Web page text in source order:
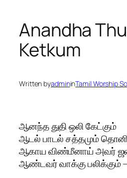
Anandha
Ketkum
Written byadmininTamil Worship
ஆனந்த துதி ஒலி கேட்கும்
ஆடல் பாடல் சத்தமும்
ஆகாய விண்மீனாய் அவர்
ஆண்டவர் வாக்கு